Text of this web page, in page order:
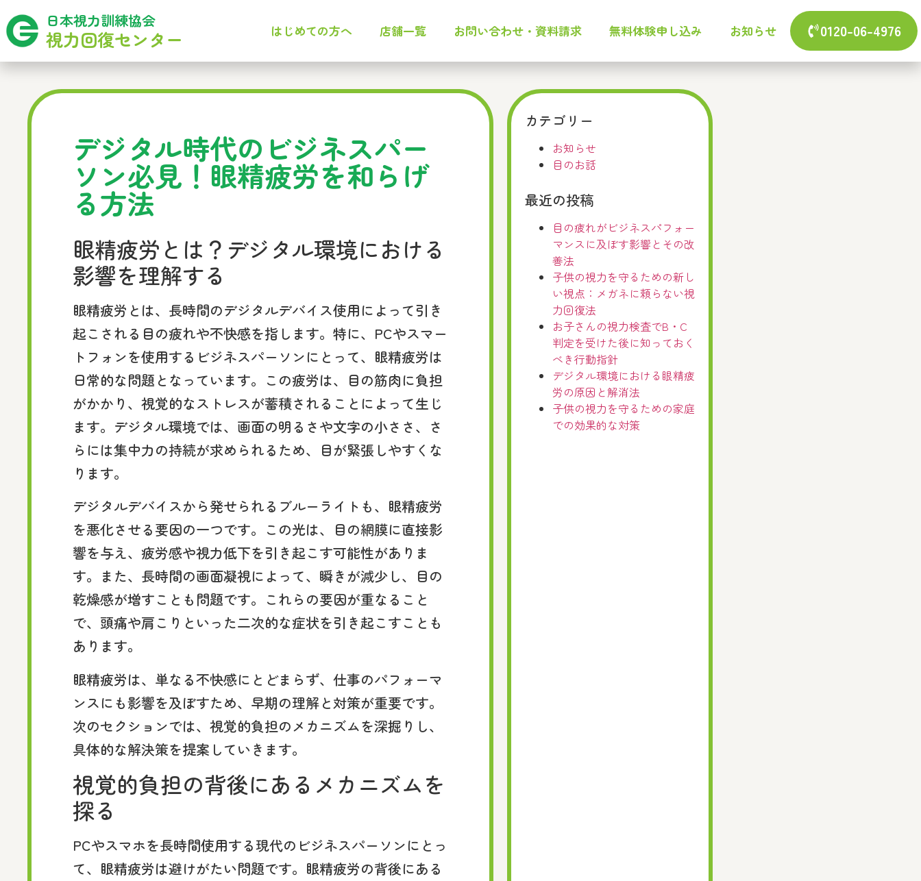
日本視力訓練協会
視力回復センター はじめての方へ 店舗一覧 お問い合わせ・資料請求 無料体験申し込み お知らせ 0120-06-4976
デジタル時代のビジネスパー
ソン必見！眼精疲労を和らげ
る方法
眼精疲労とは？デジタル環境における
影響を理解する
眼精疲労とは、長時間のデジタルデバイス使用によって引き
起こされる目の疲れや不快感を指します。特に、PCやスマー
トフォンを使用するビジネスパーソンにとって、眼精疲労は
日常的な問題となっています。この疲労は、目の筋肉に負担
がかかり、視覚的なストレスが蓄積されることによって生じ
ます。デジタル環境では、画面の明るさや文字の小ささ、さ
らには集中力の持続が求められるため、目が緊張しやすくな
ります。
デジタルデバイスから発せられるブルーライトも、眼精疲労
を悪化させる要因の一つです。この光は、目の網膜に直接影
響を与え、疲労感や視力低下を引き起こす可能性がありま
す。また、長時間の画面凝視によって、瞬きが減少し、目の
乾燥感が増すことも問題です。これらの要因が重なること
で、頭痛や肩こりといった二次的な症状を引き起こすことも
あります。
眼精疲労は、単なる不快感にとどまらず、仕事のパフォーマ
ンスにも影響を及ぼすため、早期の理解と対策が重要です。
次のセクションでは、視覚的負担のメカニズムを深掘りし、
具体的な解決策を提案していきます。
視覚的負担の背後にあるメカニズムを
探る
PCやスマホを長時間使用する現代のビジネスパーソンにとっ
て、眼精疲労は避けがたい問題です。眼精疲労の背後にある
カテゴリー
お知らせ
目のお話
最近の投稿
目の疲れがビジネスパフォー
マンスに及ぼす影響とその改
善法
子供の視力を守るための新し
い視点：メガネに頼らない視
力回復法
お子さんの視力検査でB・C
判定を受けた後に知っておく
べき行動指針
デジタル環境における眼精疲
労の原因と解消法
子供の視力を守るための家庭
での効果的な対策